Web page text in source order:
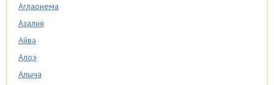
Аглаонема
Азалия
Айва
Алоэ
Алыча